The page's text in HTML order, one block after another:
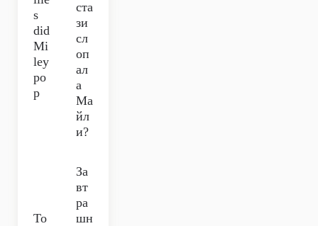
s
did
Mi
ley
po
p
ста
зи
сл
оп
ал
а
Ма
йл
и?
To
За
вт
ра
шн